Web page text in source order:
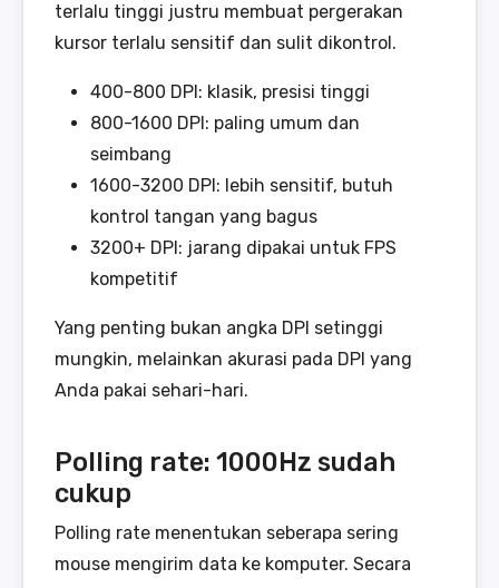
terlalu tinggi justru membuat pergerakan
kursor terlalu sensitif dan sulit dikontrol.
400-800 DPI: klasik, presisi tinggi
800-1600 DPI: paling umum dan
seimbang
1600-3200 DPI: lebih sensitif, butuh
kontrol tangan yang bagus
3200+ DPI: jarang dipakai untuk FPS
kompetitif
Yang penting bukan angka DPI setinggi
mungkin, melainkan akurasi pada DPI yang
Anda pakai sehari-hari.
Polling rate: 1000Hz sudah
cukup
Polling rate menentukan seberapa sering
mouse mengirim data ke komputer. Secara